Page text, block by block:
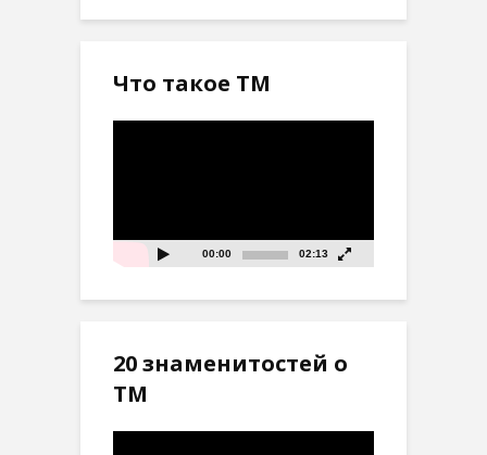
Что такое ТМ
00:00 02:13
20 знаменитостей о
ТМ